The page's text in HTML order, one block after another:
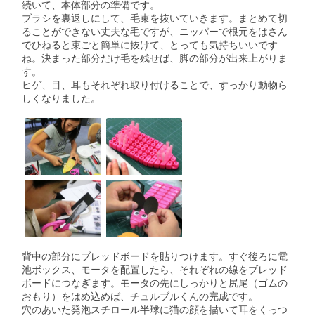
続いて、本体部分の準備です。
ブラシを裏返しにして、毛束を抜いていきます。まとめて切
ることができない丈夫な毛ですが、ニッパーで根元をはさん
でひねると束ごと簡単に抜けて、とっても気持ちいいです
ね。決まった部分だけ毛を残せば、脚の部分が出来上がりま
す。
ヒゲ、目、耳もそれぞれ取り付けることで、すっかり動物ら
しくなりました。
背中の部分にブレッドボードを貼りつけます。すぐ後ろに電
池ボックス、モータを配置したら、それぞれの線をブレッド
ボードにつなぎます。モータの先にしっかりと尻尾（ゴムの
おもり）をはめ込めば、チュルブルくんの完成です。
穴のあいた発泡スチロール半球に猫の顔を描いて耳をくっつ